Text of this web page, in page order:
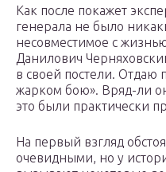
Как после покажет
генерала не было
несовместимое с
Данилович
в своей постели. Отдаю
жарком бою». Вряд-ли
это были практически
На первый взгляд
очевидными, но у